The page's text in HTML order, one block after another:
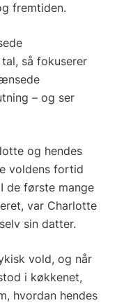
fremtiden.
så fokuserer
– og ser
og hendes
voldens fortid
de første mange
var Charlotte
sin datter.
vold, og når
i køkkenet,
hvordan hendes